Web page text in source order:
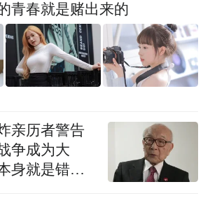
青春就是赌出来的
亲历者警告
争成为大
身就是错误